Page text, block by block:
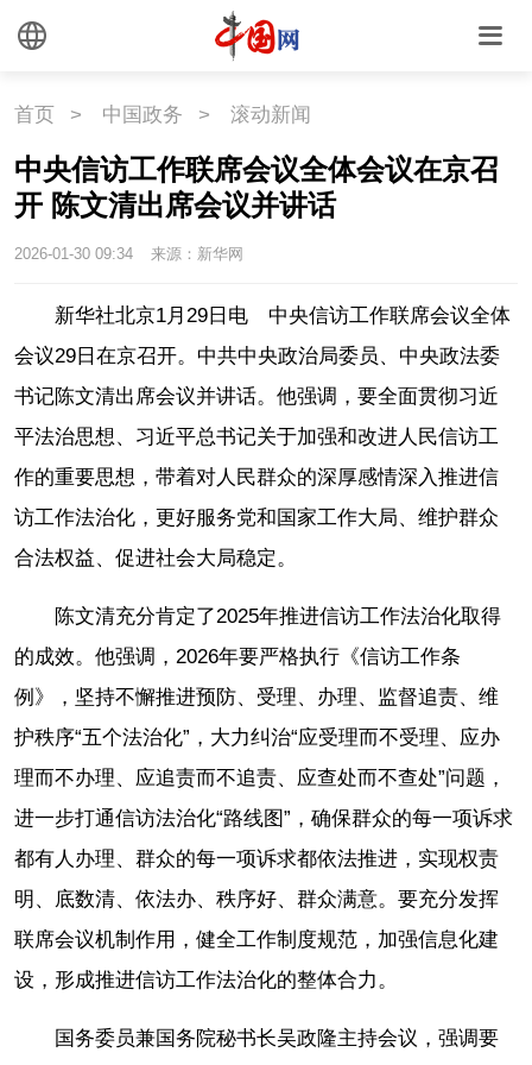
草原
联盟 心理
首页 > 中国政务 > 滚动新闻
中央信访工作联席会议全体会议在京召
开 陈文清出席会议并讲话
2026-01-30 09:34 来源：新华网
新华社北京1月29日电 中央信访工作联席会议全体
会议29日在京召开。中共中央政治局委员、中央政法委
书记陈文清出席会议并讲话。他强调，要全面贯彻习近
平法治思想、习近平总书记关于加强和改进人民信访工
作的重要思想，带着对人民群众的深厚感情深入推进信
访工作法治化，更好服务党和国家工作大局、维护群众
合法权益、促进社会大局稳定。
陈文清充分肯定了2025年推进信访工作法治化取得
的成效。他强调，2026年要严格执行《信访工作条
例》，坚持不懈推进预防、受理、办理、监督追责、维
护秩序“五个法治化”，大力纠治“应受理而不受理、应办
理而不办理、应追责而不追责、应查处而不查处”问题，
进一步打通信访法治化“路线图”，确保群众的每一项诉求
都有人办理、群众的每一项诉求都依法推进，实现权责
明、底数清、依法办、秩序好、群众满意。要充分发挥
联席会议机制作用，健全工作制度规范，加强信息化建
设，形成推进信访工作法治化的整体合力。
国务委员兼国务院秘书长吴政隆主持会议，强调要